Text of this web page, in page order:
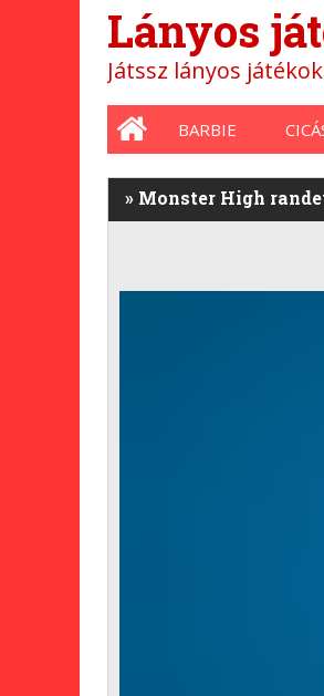
Lányos
Játssz lányos
Main
BARBIE
» Monster High